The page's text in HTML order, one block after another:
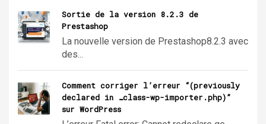
Sortie de la version 8.2.3 de
Prestashop
La nouvelle version de Prestashop8.2.3 avec
des...
Comment corriger l’erreur “(previously
declared in …class-wp-importer.php)”
sur WordPress